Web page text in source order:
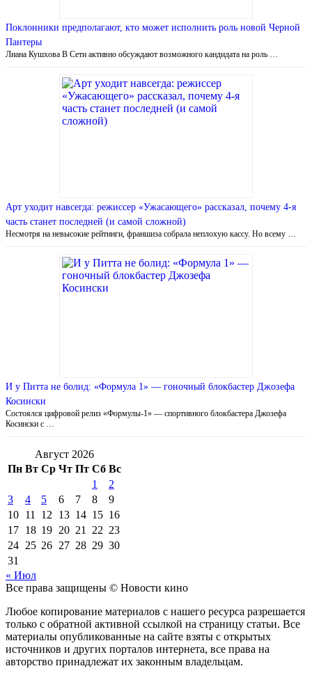
Поклонники предполагают, кто может исполнить роль новой Черной
Пантеры
Лиана Кушхова В Сети активно обсуждают возможного кандидата на роль …
Арт уходит навсегда: режиссер «Ужасающего» рассказал, почему 4-я
часть станет последней (и самой сложной)
Несмотря на невысокие рейтинги, франшиза собрала неплохую кассу. Но всему …
И у Питта не болид: «Формула 1» — гоночный блокбастер Джозефа
Косински
Состоялся цифровой релиз «Формулы-1» — спортивного блокбастера Джозефа
Косински с …
Август 2026
Пн Вт Ср Чт Пт Сб Вс
1
2
3
4 5 6 7 8
9
10 11 12 13 14 15 16
17 18 19 20 21 22 23
24 25 26 27 28 29 30
31
« Июл
Все права защищены © Новости кино
Любое копирование материалов с нашего ресурса разрешается
только с обратной активной ссылкой на страницу статьи. Все
материалы опубликованные на сайте взяты с открытых
источников и других порталов интернета, все права на
авторство принадлежат их законным владельцам.